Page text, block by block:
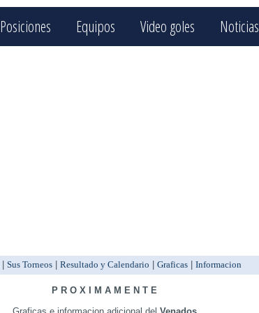
Posiciones Equipos Video goles Noticias
|Sus Torneos |Resultado y Calendario |Graficas |Informacion
P R O X I M A M E N T E